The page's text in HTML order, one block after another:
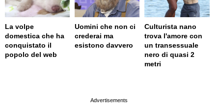
La volpe
domestica che ha
conquistato il
popolo del web
Uomini che non ci
crederai ma
esistono davvero
Culturista nano
trova l'amore con
un transessuale
nero di quasi 2
metri